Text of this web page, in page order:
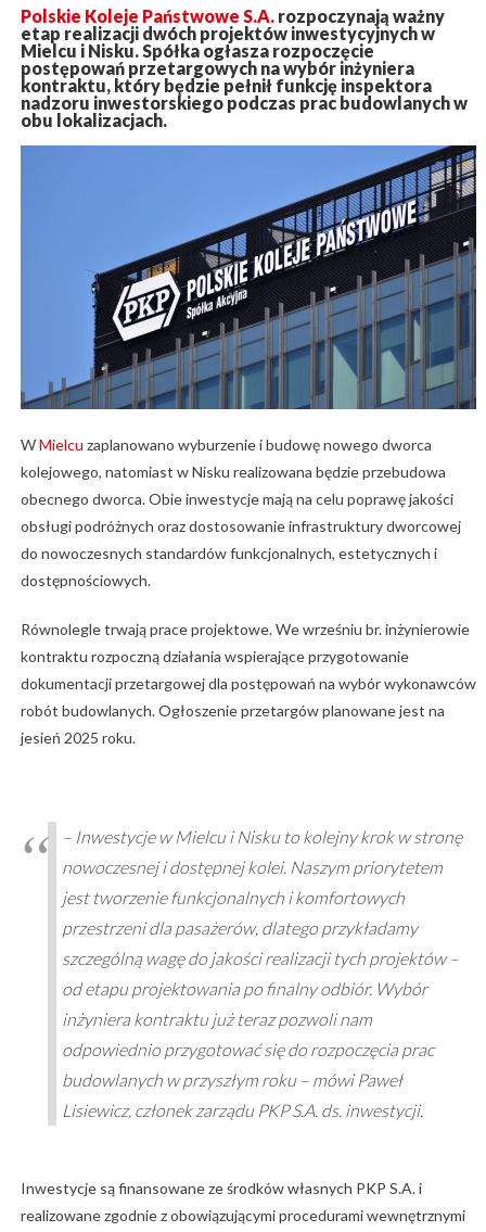
Polskie Koleje Państwowe S.A.rozpoczynają ważny
etap realizacji dwóch projektów inwestycyjnych w
Mielcu i Nisku. Spółka ogłasza rozpoczęcie
postępowań przetargowych na wybór inżyniera
kontraktu, który będzie pełnił funkcję inspektora
nadzoru inwestorskiego podczas prac budowlanych w
obu lokalizacjach.
WMielcu zaplanowano wyburzenie i budowę nowego dworca
kolejowego, natomiast w Nisku realizowana będzie przebudowa
obecnego dworca. Obie inwestycje mają na celu poprawę jakości
obsługi podróżnych oraz dostosowanie infrastruktury dworcowej
do nowoczesnych standardów funkcjonalnych, estetycznych i
dostępnościowych.
Równolegle trwają prace projektowe. We wrześniu br. inżynierowie
kontraktu rozpoczną działania wspierające przygotowanie
dokumentacji przetargowej dla postępowań na wybór wykonawców
robót budowlanych. Ogłoszenie przetargów planowane jest na
jesień 2025 roku.
– Inwestycje w Mielcu i Nisku to kolejny krok w stronę
nowoczesnej i dostępnej kolei. Naszym priorytetem
jest tworzenie funkcjonalnych i komfortowych
przestrzeni dla pasażerów, dlatego przykładamy
szczególną wagę do jakości realizacji tych projektów –
od etapu projektowania po finalny odbiór. Wybór
inżyniera kontraktu już teraz pozwoli nam
odpowiednio przygotować się do rozpoczęcia prac
budowlanych w przyszłym roku – mówi Paweł
Lisiewicz, członek zarządu PKP S.A. ds. inwestycji.
Inwestycje są finansowane ze środków własnych PKP S.A. i
realizowane zgodnie z obowiązującymi procedurami wewnętrznymi